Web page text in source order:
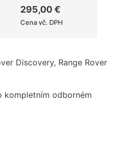
295,00€
Cena vč. DPH
Discovery, Range Rover
odborném